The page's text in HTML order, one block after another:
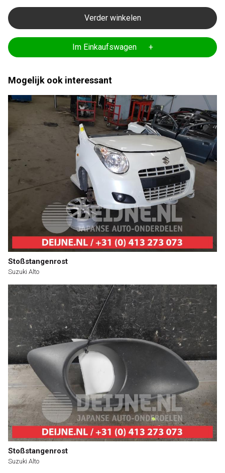
Verder winkelen
Im Einkaufswagen +
Mogelijk ook interessant
Stoßstangenrost
Suzuki Alto
Stoßstangenrost
Suzuki Alto